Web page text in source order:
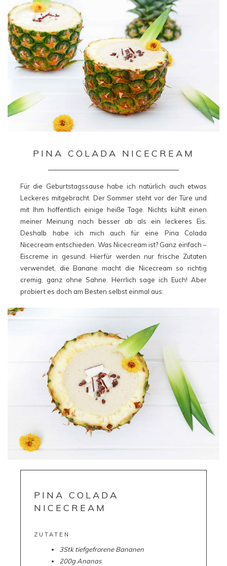
PINA COLADA NICECREAM
Für die Geburtstagssause habe ich natürlich auch etwas
Leckeres mitgebracht. Der Sommer steht vor der Türe und
mit Ihm hoffentlich einige heiße Tage. Nichts kühlt einen
meiner Meinung nach besser ab als ein leckeres Eis.
Deshalb habe ich mich auch für eine Pina Colada
Nicecream entschieden. Was Nicecream ist? Ganz einfach –
Eiscreme in gesund. Hierfür werden nur frische Zutaten
verwendet, die Banane macht die Nicecream so richtig
cremig, ganz ohne Sahne. Herrlich sage ich Euch! Aber
probiert es doch am Besten selbst einmal aus:
PINA COLADA
NICECREAM
ZUTATEN
3Stk tiefgefrorene Bananen
200g Ananas